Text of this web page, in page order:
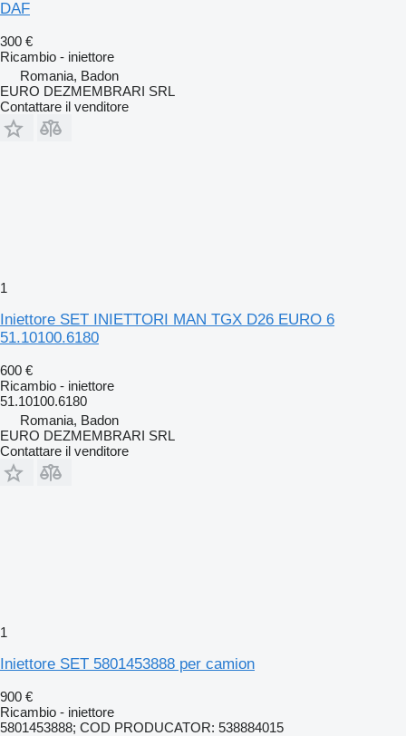
DAF
300 €
Ricambio - iniettore
Romania, Badon
EURO DEZMEMBRARI SRL
Contattare il venditore
1
Iniettore SET INIETTORI MAN TGX D26 EURO 6
51.10100.6180
600 €
Ricambio - iniettore
51.10100.6180
Romania, Badon
EURO DEZMEMBRARI SRL
Contattare il venditore
1
Iniettore SET 5801453888 per camion
900 €
Ricambio - iniettore
5801453888; COD PRODUCATOR: 538884015